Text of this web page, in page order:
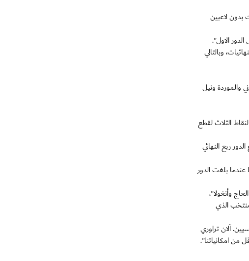
بدون لاعبين
الاول".
وبالتالي
اندية اتحاد مدني والموردة ونيل
منهما فيها النقاط الثلاث لقطع
للمرة الاولى في تاريخها وبلوغ الدور ربع النهائي
المحترفة في فرنسا من اجل تكرار على الاقل انجاز عام 1998 على ارضها عندما بلغت الدور
وأنغولا"،
الذي
آلان تراوري